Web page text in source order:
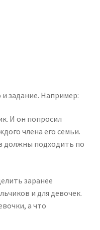
задание. Например:
И он попросил
члена его семьи.
должны подходить по
заранее
и для девочек.
а что